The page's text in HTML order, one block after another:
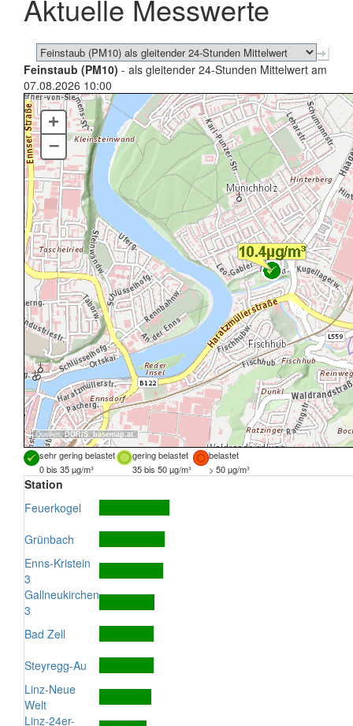
Aktuelle Messwerte
Feinstaub (PM10) - als gleitender 24-Stunden Mittelwert am
07.08.2026 10:00
Quellen:DORIS, basemap.at
+
–
sehr gering belastet gering belastet
belastet
0 bis 35 µg/m³
35 bis 50 µg/m³ > 50 µg/m³
Station
Feuerkogel
Grünbach
Enns-Kristein
3
Gallneukirchen
3
Bad Zell
Steyregg-Au
Linz-Neue
Welt
Linz-24er-